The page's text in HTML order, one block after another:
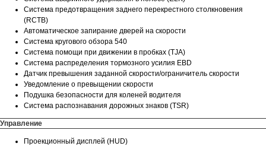
Система предотвращения заднего перекрестного столкновения
(RCTB)
Автоматическое запирание дверей на скорости
Система кругового обзора 540
Система помощи при движении в пробках (TJA)
Система распределения тормозного усилия EBD
Датчик превышения заданной скорости/ограничитель скорости
Уведомление о превыщении скорости
Подушка безопасности для коленей водителя
Система распознавания дорожных знаков (TSR)
Управление
Проекционный дисплей (HUD)